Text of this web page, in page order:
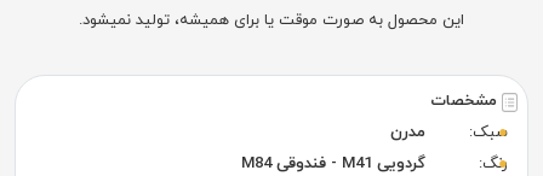
مشخصات
سبک:
مدرن
رنگ:
گردویی M41 - فندوقی M84
این محصول به صورت موقت یا برای همیشه، تولید نمیشود.